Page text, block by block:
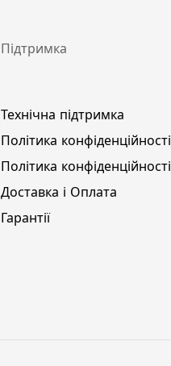
Підтримка
Технічна підтримка
Політика конфіденційності
Політика конфіденційності
Доставка і Оплата
Гарантії